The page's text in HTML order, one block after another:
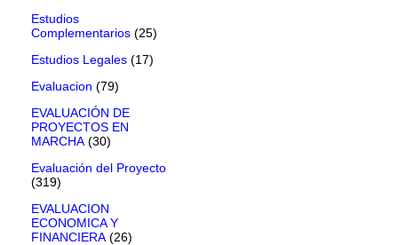
Estudios
Complementarios (25)
Estudios Legales (17)
Evaluacion (79)
EVALUACIÓN DE
PROYECTOS EN
MARCHA (30)
Evaluación del Proyecto
(319)
EVALUACION
ECONOMICA Y
FINANCIERA (26)